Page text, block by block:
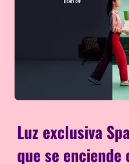
Luz exclusiva
que se enciende